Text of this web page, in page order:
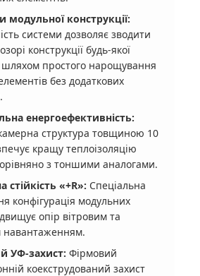
модульної конструкції:
системи дозволяє зводити
конструкції будь-якої
простого нарощування
без додаткових
енергоефективність:
структура товщиною 10
кращу теплоізоляцію
з тоншими аналогами.
стійкість «+R»: Спеціальна
конфігурація модульних
опір вітровим та
навантаженням.
УФ-захист: Фірмовий
коекструдований захист